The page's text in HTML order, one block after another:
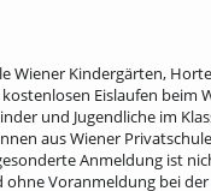
Wiener Kindergärten,
Eislaufen beim
und Jugendliche im
aus Wiener
Anmeldung ist
Voranmeldung bei der